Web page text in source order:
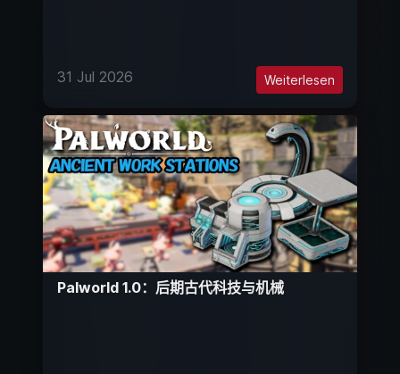
31 Jul 2026 Weiterlesen
Palworld 1.0：后期古代科技与机械